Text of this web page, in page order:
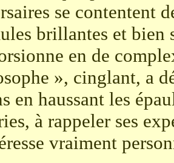
se contentent
brillantes et bien
en de
», cinglant, a
en haussant les
à rappeler ses
vraiment